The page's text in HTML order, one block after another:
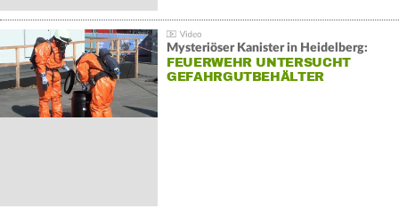
Mysteriöser Kanister in Heidelberg:
FEUERWEHR UNTERSUCHT
GEFAHRGUTBEHÄLTER